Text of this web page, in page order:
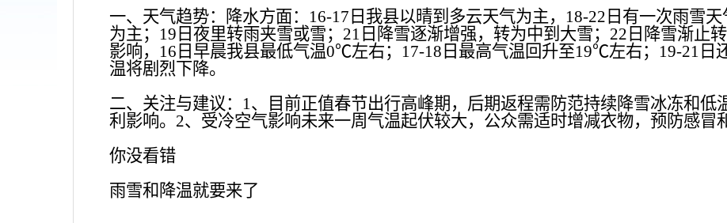
一、天气趋势：降水方面： 16-17日我县以晴到多云天气为主，18-22日有一次雨雪
为主；19日夜里转雨夹雪或雪；21日降雪逐渐增强，转为中到大雪；22日降雪渐止
影响，16日早晨我县最低气温0℃左右；17-18日最高气温回升至19℃左右；19-21日
温将剧烈下降。
二、关注与建议： 1、目前正值春节出行高峰期，后期返程需防范持续降雪冰冻和低
利影响。2、受冷空气影响未来一周气温起伏较大，公众需适时增减衣物，预防感冒
你没看错
雨雪和降温就要来了